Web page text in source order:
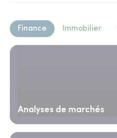
Finance Immobilier
Analyses de marchés